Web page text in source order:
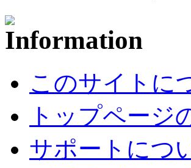
このサイトに
トップページ
サポートにつ